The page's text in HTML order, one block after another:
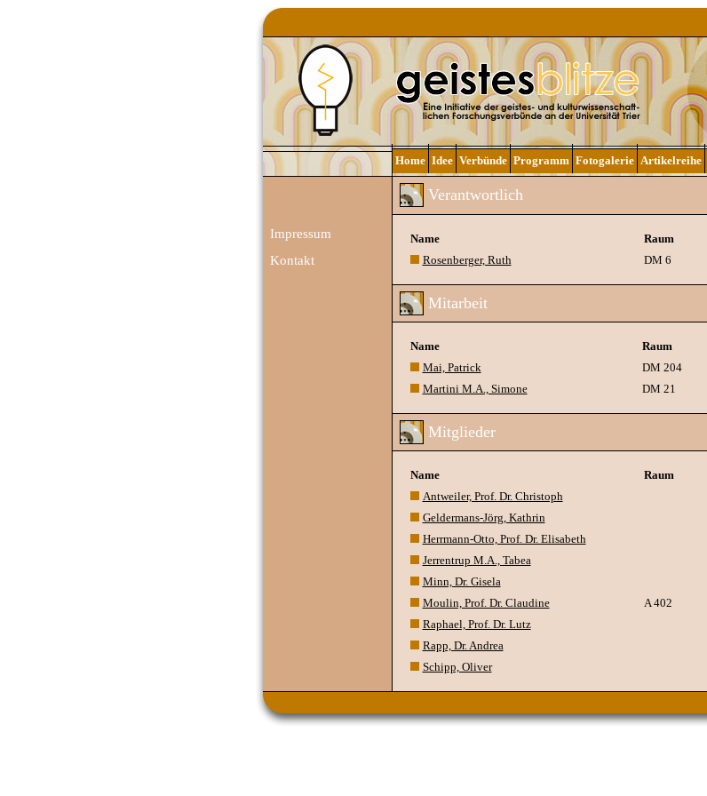
Home Idee Verbünde Programm Fotogalerie Artikelreihe
Impressum
Kontakt
Verantwortlich
Name Raum
Rosenberger, Ruth
DM 6
Mitarbeit
Name Raum
Mai, Patrick
DM 204
Martini M.A., Simone
DM 21
Mitglieder
Name Raum
Antweiler, Prof. Dr. Christoph
Geldermans-Jörg, Kathrin
Herrmann-Otto, Prof. Dr. Elisabeth
Jerrentrup M.A., Tabea
Minn, Dr. Gisela
Moulin, Prof. Dr. Claudine
A 402
Raphael, Prof. Dr. Lutz
Rapp, Dr. Andrea
Schipp, Oliver